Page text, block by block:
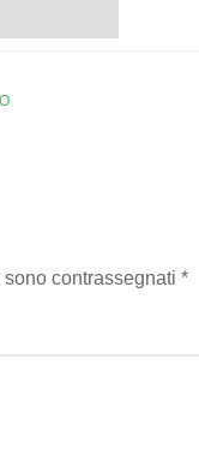
sono contrassegnati *